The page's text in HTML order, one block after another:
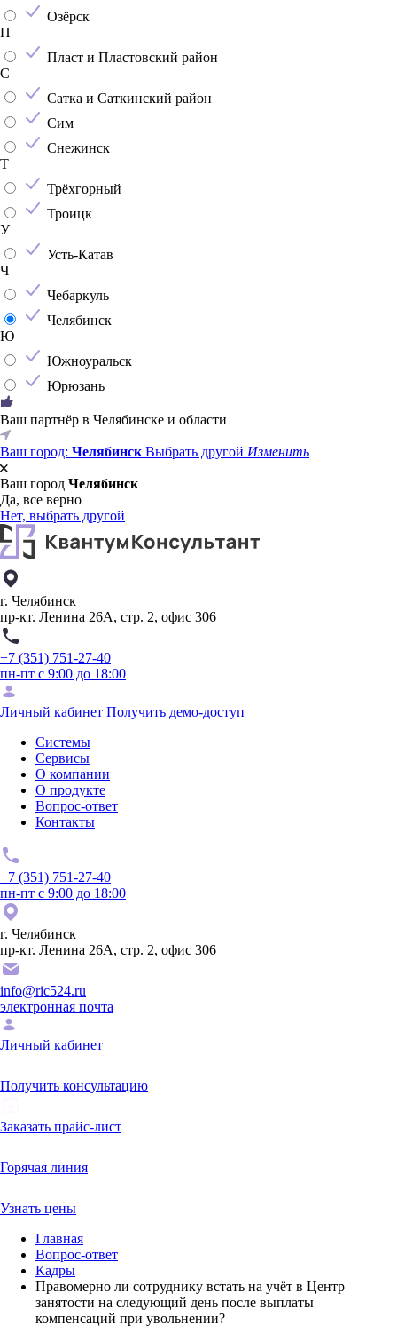
Озёрск
П
Пласт и Пластовский район
С
Сатка и Саткинский район
Сим
Снежинск
Т
Трёхгорный
Троицк
У
Усть-Катав
Ч
Чебаркуль
Челябинск
Ю
Южноуральск
Юрюзань
Ваш партнёр в Челябинске и области
Ваш город: Челябинск Выбрать другой Изменить
Ваш город Челябинск
Да, все верно
Нет, выбрать другой
г. Челябинск
пр-кт. Ленина 26А, стр. 2, офис 306
+7 (351) 751-27-40
пн-пт с 9:00 до 18:00
Личный кабинет Получить демо-доступ
Системы
Сервисы
О компании
О продукте
Вопрос-ответ
Контакты
+7 (351) 751-27-40
пн-пт с 9:00 до 18:00
г. Челябинск
пр-кт. Ленина 26А, стр. 2, офис 306
info@ric524.ru
электронная почта
Личный кабинет
Получить консультацию
Заказать прайс-лист
Горячая линия
Узнать цены
Главная
Вопрос-ответ
Кадры
Правомерно ли сотруднику встать на учёт в Центр
занятости на следующий день после выплаты
компенсаций при увольнении?